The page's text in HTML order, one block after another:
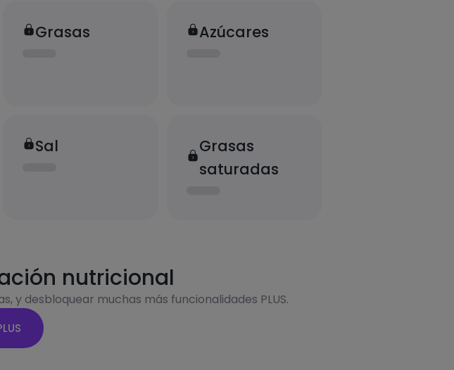
Grasas
Sal
Azúcares
Grasas
saturadas
nutricional
y desbloquear muchas más funcionalidades PLUS.